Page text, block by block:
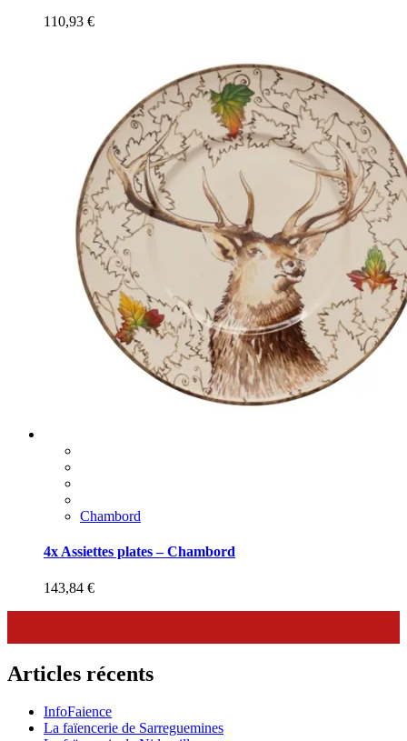
110,93 €
Chambord
4x Assiettes plates – Chambord
143,84 €
Articles récents
InfoFaience
La faïencerie de Sarreguemines